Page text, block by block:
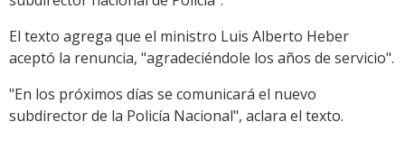
El texto agrega que el ministro Luis Alberto Heber
aceptó la renuncia, "agradeciéndole los años de servicio".
"En los próximos días se comunicará el nuevo
subdirector de la Policía Nacional", aclara el texto.